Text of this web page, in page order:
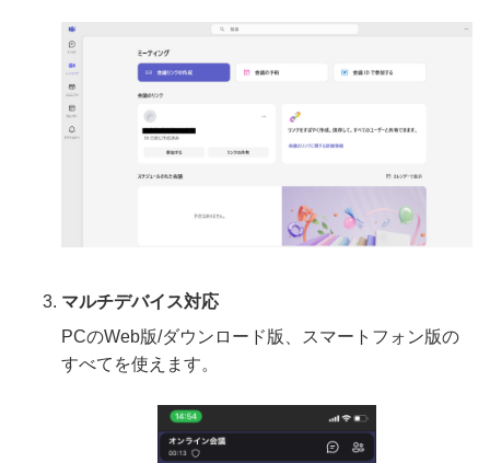
マルチデバイス対応
PCのWeb版/ダウンロード版、スマートフォン版の
すべてを使えます。